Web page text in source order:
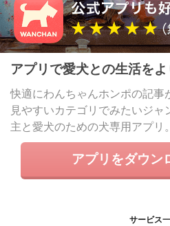
アプリで愛犬との生活をよ
快適にわんちゃんホンポの記事
見やすいカテゴリでみたいジャ
主と愛犬のための犬専用アプリ。
アプリをダウン
サービス